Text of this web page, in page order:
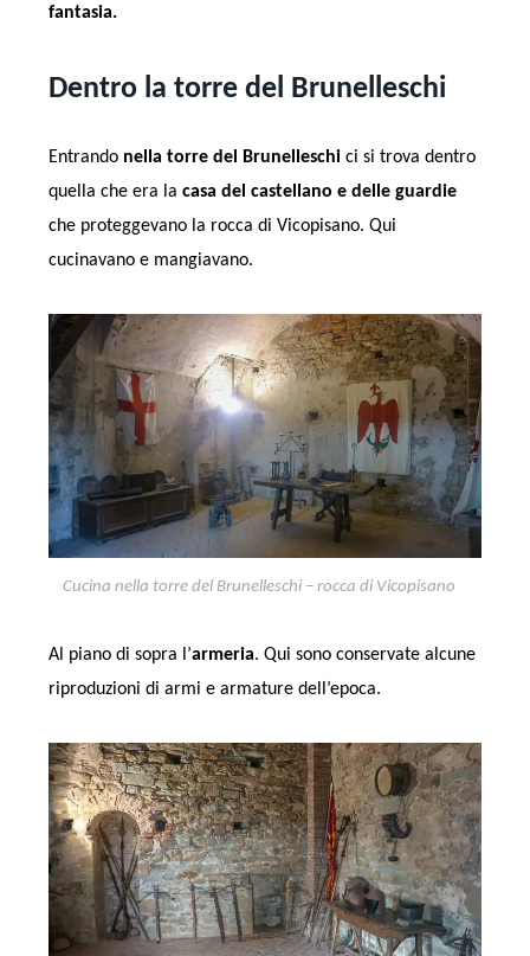
fantasia.
Dentro la torre del Brunelleschi
Entrando nella torre del Brunelleschici si trova dentro
quella che era la casa del castellano e delle guardie
che proteggevano la rocca di Vicopisano. Qui
cucinavano e mangiavano.
Cucina nella torre del Brunelleschi – rocca di Vicopisano
Al piano di sopra l’armeria. Qui sono conservate alcune
riproduzioni di armi e armature dell’epoca.